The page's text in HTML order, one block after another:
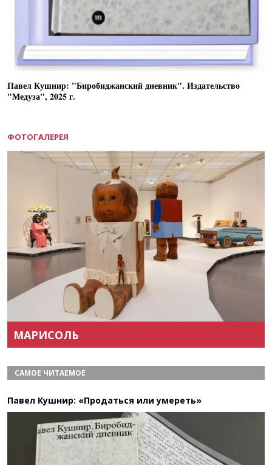
Павел Кушнир: "Биробиджанский дневник". Издательство
"Медуза", 2025 г.
ФОТОГАЛЕРЕЯ
МАРИСОЛЬ
САМОЕ ЧИТАЕМОЕ
Павел Кушнир: «Продаться или умереть»